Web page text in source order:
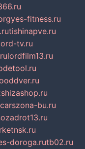
yes-fitness.ru
tishinapve.ru
tv.ru
lordfilm13.ru
carszona-bu.ru
doroga.rutb02.ru